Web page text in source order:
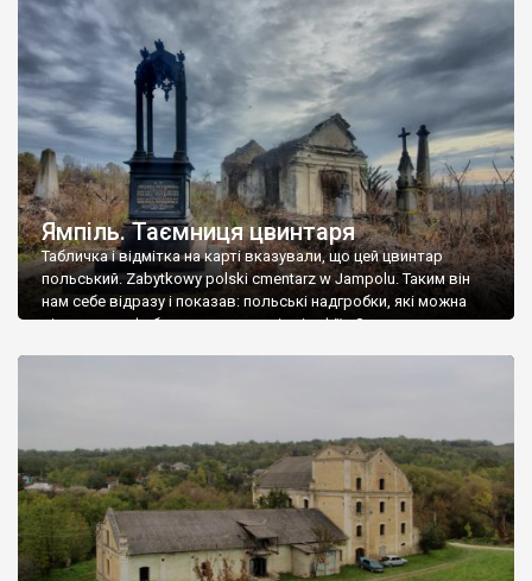
Ямпіль. Таємниця цвинтаря
Табличка і відмітка на карті вказували, що цей цвинтар
польський. Zabytkowy polski cmentarz w Jampolu. Таким він
нам себе відразу і показав: польські надгробки, які можна
віднести до фабричних, польські епітафії… Загалом цвинтар